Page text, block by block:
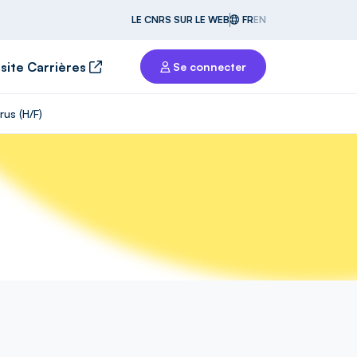
LE CNRS SUR LE WEB FREN
Carrières Se connecter
(H/F)